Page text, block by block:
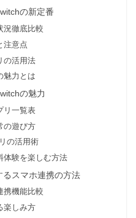
の新定番
況徹底比較
注意点
の活用法
魅力とは
の魅力
リ一覧表
の遊び方
の活用術
体験を楽しむ方法
スマホ連携の方法
携機能比較
楽しみ方